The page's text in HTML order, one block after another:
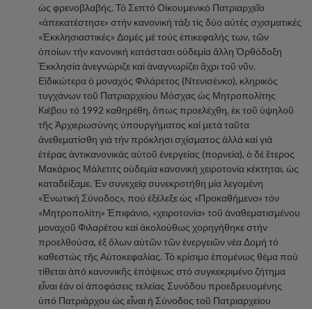
ὡς φρενοβλαβής. Τό Σεπτό Οἰκουμενικό Πατριαρχεῖο
«ἀπεκατέστησε» στήν κανονική τάξι τίς δύο αὐτές σχισματικές
«Ἐκκλησιαστικές» Δομές μέ τούς ἐπικεφαλής των, τῶν
ὁποίων τήν κανονική κατάστασι οὐδεμία ἄλλη Ὀρθόδοξη
Ἐκκλησία ἀνεγνώριζε καί ἀναγνωρίζει ἄχρι τοῦ νῦν.
Εἰδικώτερα ὁ μοναχός Φιλάρετος (Ντενισένκο), κληρικός
τυγχάνων τοῦ Πατριαρχείου Μόσχας ὡς Μητροπολίτης
Κιέβου τό 1992 καθηρέθη, ὅπως προελέχθη, ἐκ τοῦ ὑψηλοῦ
τῆς Ἀρχιερωσύνης ὑπουργήματος καί μετά ταῦτα
ἀνεθεματίσθη γιά τήν πρόκλησι σχίσματος ἀλλά καί γιά
ἑτέρας ἀντικανονικάς αὐτοῦ ἐνεργείας (πορνεία), ὁ δέ ἕτερος
Μακάριος Μάλετιτς οὐδεμία κανονική χειροτονία κέκτηται, ὡς
καταδείξαμε. Ἐν συνεχείᾳ συνεκροτήθη μία λεγομένη
«Ἑνωτική Σύνοδος», πού ἐξέλεξε ὡς «Προκαθήμενο» τόν
«Μητροπολίτη» Ἐπιφάνιο, «χειροτονία» τοῦ ἀναθεματισμένου
μοναχοῦ Φιλαρέτου καί ἀκολούθως χορηγήθηκε στήν
προελθούσα, ἐξ ὅλων αὐτῶν τῶν ἐνεργειῶν νέα Δομή τό
καθεστώς τῆς Αὐτοκεφαλίας. Τό κρίσιμο ἑπομένως θέμα πού
τίθεται ἀπό κανονικῆς ἐπόψεως στό συγκεκριμένο ζήτημα
εἶναι ἐάν οἱ ἀποφάσεις τελείας Συνόδου προεδρευομένης
ὑπό Πατριάρχου ὡς εἶναι ἡ Σύνοδος τοῦ Πατριαρχείου